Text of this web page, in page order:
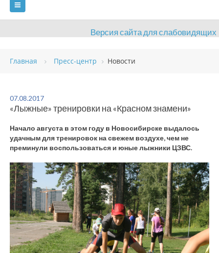
Версия сайта для слабовидящих
ГЛАВНАЯ
ВИДЫ СПОРТА
ОЦЕНКА КАЧЕСТВА ОБРАЗОВАНИЯ ВАКАНСИИ
Главная Пресс-центр Новости
07.08.2017
«Лыжные» тренировки на «Красном знамени»
Начало августа в этом году в Новосибирске выдалось
удачным для тренировок на свежем воздухе, чем не
преминули воспользоваться и юные лыжники ЦЗВС.